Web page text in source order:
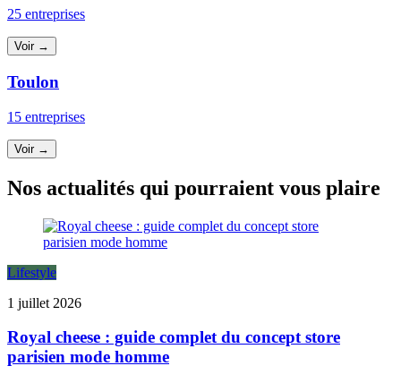
25 entreprises
Voir →
Toulon
15 entreprises
Voir →
Nos actualités qui pourraient vous plaire
Lifestyle
1 juillet 2026
Royal cheese : guide complet du concept store
parisien mode homme